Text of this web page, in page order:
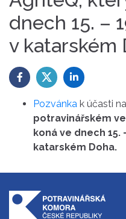
dnech 15. –
v katarském
Pozvánka k účasti na
potravinářském
koná ve dnech 15.
katarském Doha.